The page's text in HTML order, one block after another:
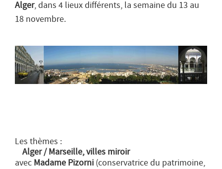
Alger, dans 4 lieux différents, la semaine du 13 au
18 novembre.
Les thèmes :
Alger / Marseille, villes miroir
avec Madame Pizorni (conservatrice du patrimoine,